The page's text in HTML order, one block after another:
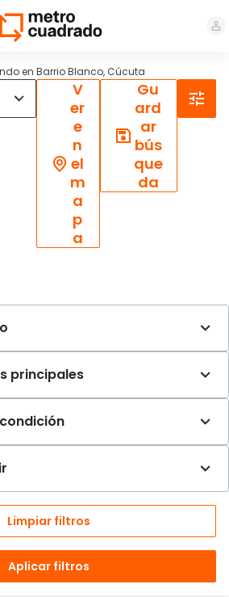
en Barrio Blanco, Cúcuta
V
er
e
n
el
m
a
p
a
Gu
ard
ar
bús
que
da
Limpiar filtros
Aplicar filtros